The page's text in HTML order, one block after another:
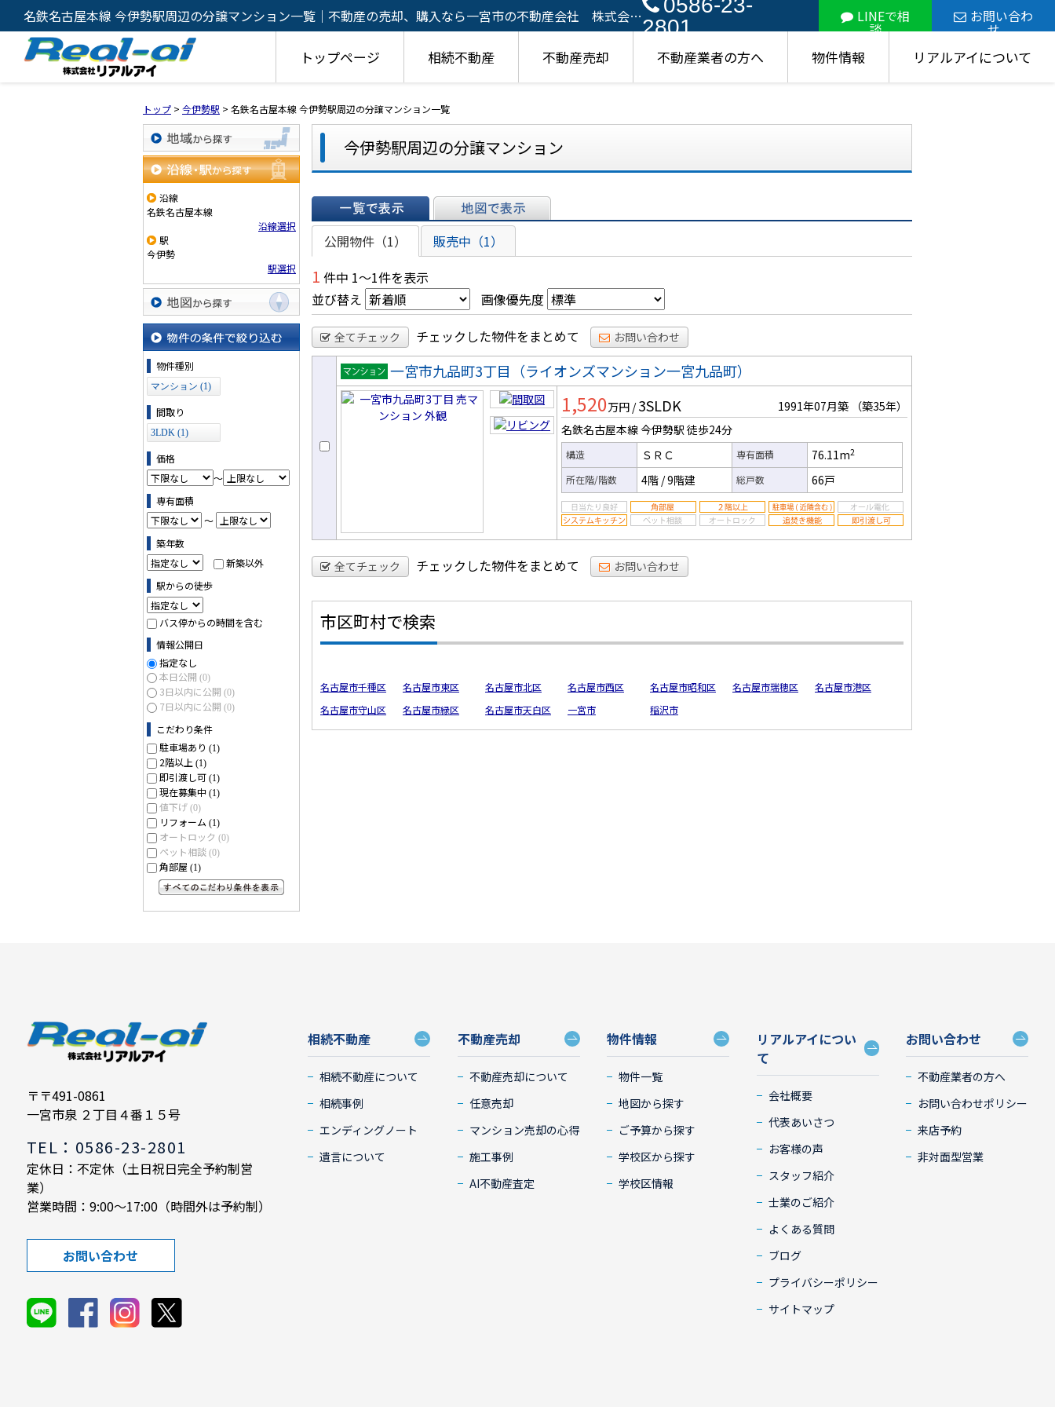
名鉄名古屋本線 今伊勢駅周辺の分譲マンション一覧｜不動産の売却、購入なら一宮市の不動産会社 株式会社
リアルアイ
2801
LINEで相
談
お問い合わ
せ
トップページ 相続不動産 不動産売却 不動産業者の方へ 物件情報 リアルアイについて
トップ > 今伊勢駅 > 名鉄名古屋本線 今伊勢駅周辺の分譲マンション一覧
地域から探す
沿線・駅から探す
沿線
名鉄名古屋本線
沿線選択
駅
今伊勢
駅選択
地図から探す
物件の条件で絞り込む
物件種別
マンション (1)
間取り
3LDK (1)
価格
～
専有面積
～
築年数
新築以外
駅からの徒歩
バス停からの時間を含む
情報公開日
指定なし
本日公開 (0)
3日以内に公開 (0)
7日以内に公開 (0)
こだわり条件
駐車場あり (1)
2階以上 (1)
即引渡し可 (1)
現在募集中 (1)
値下げ (0)
リフォーム (1)
オートロック (0)
ペット相談 (0)
角部屋 (1)
今伊勢駅周辺の分譲マンション
一覧で表示 地図で表示
公開物件（1） 販売中（1）
1 件中 1～1件を表示
並び替え
画像優先度
全てチェック チェックした物件をまとめて お問い合わせ
売マンシ
ョン
一宮市九品町3丁目（ライオンズマンション一宮九品町）
1,520万円 / 3SLDK 1991年07月築
（築35年）
名鉄名古屋本線 今伊勢駅 徒歩24分
構造 ＳＲＣ 専有面積 76.11m2
所在階/階数 4階 /9階建 総戸数 66戸
全てチェック チェックした物件をまとめて お問い合わせ
市区町村で検索
名古屋市千種区 名古屋市東区 名古屋市北区 名古屋市西区 名古屋市昭和区 名古屋市瑞穂区
名古屋市港区
名古屋市守山区
名古屋市緑区 名古屋市天白区 一宮市 稲沢市
〒〒491-0861
一宮市泉 ２丁目４番１５号
TEL：0586-23-2801
定休日：不定休（土日祝日完全予約制営
業）
営業時間：9:00～17:00（時間外は予約制）
お問い合わせ
相続不動産
相続不動産について
相続事例
エンディングノート
遺言について
不動産売却
不動産売却について
任意売却
マンション売却の心得
施工事例
AI不動産査定
物件情報
物件一覧
地図から探す
ご予算から探す
学校区から探す
学校区情報
リアルアイについ
て
会社概要
代表あいさつ
お客様の声
スタッフ紹介
士業のご紹介
よくある質問
ブログ
プライバシーポリシー
サイトマップ
お問い合わせ
不動産業者の方へ
お問い合わせポリシー
来店予約
非対面型営業